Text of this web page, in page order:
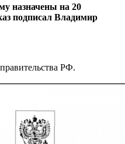
назначены на 20
подписал Владимир
РФ.